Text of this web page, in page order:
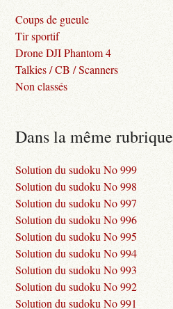
Coups de gueule
Tir sportif
Drone DJI Phantom 4
Talkies / CB / Scanners
Non classés
Dans la même rubrique
Solution du sudoku No 999
Solution du sudoku No 998
Solution du sudoku No 997
Solution du sudoku No 996
Solution du sudoku No 995
Solution du sudoku No 994
Solution du sudoku No 993
Solution du sudoku No 992
Solution du sudoku No 991